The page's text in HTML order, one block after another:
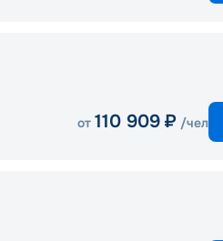
от 110 909 ₽ /чел